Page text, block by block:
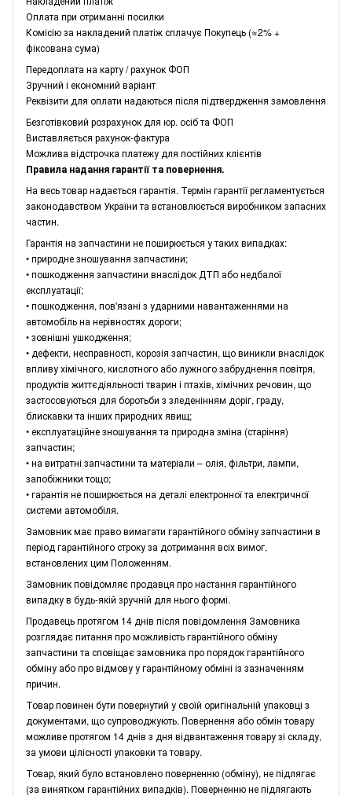
Оплата при отриманні посилки
Комісію за накладений платіж сплачує Покупець (≈2% +
фіксована сума)
Передоплата на карту / рахунок ФОП
Зручний і економний варіант
Реквізити для оплати надаються після підтвердження замовлення
Безготівковий розрахунок для юр. осіб та ФОП
Виставляється рахунок-фактура
Можлива відстрочка платежу для постійних клієнтів
Правила надання гарантії та повернення.
На весь товар надається гарантія. Термін гарантії регламентується
законодавством України та встановлюється виробником запасних
частин.
Гарантія на запчастини не поширюється у таких випадках:
• природне зношування запчастини;
• пошкодження запчастини внаслідок ДТП або недбалої
експлуатації;
• пошкодження, пов'язані з ударними навантаженнями на
автомобіль на нерівностях дороги;
• зовнішні ушкодження;
• дефекти, несправності, корозія запчастин, що виникли внаслідок
впливу хімічного, кислотного або лужного забруднення повітря,
продуктів життєдіяльності тварин і птахів, хімічних речовин, що
застосовуються для боротьби з зледенінням доріг, граду,
блискавки та інших природних явищ;
• експлуатаційне зношування та природна зміна (старіння)
запчастин;
• на витратні запчастини та матеріали – олія, фільтри, лампи,
запобіжники тощо;
• гарантія не поширюється на деталі електронної та електричної
системи автомобіля.
Замовник має право вимагати гарантійного обміну запчастини в
період гарантійного строку за дотримання всіх вимог,
встановлених цим Положенням.
Замовник повідомляє продавця про настання гарантійного
випадку в будь-якій зручній для нього формі.
Продавець протягом 14 днів після повідомлення Замовника
розглядає питання про можливість гарантійного обміну
запчастини та сповіщає замовника про порядок гарантійного
обміну або про відмову у гарантійному обміні із зазначенням
причин.
Товар повинен бути повернутий у своїй оригінальній упаковці з
документами, що супроводжують. Повернення або обмін товару
можливе протягом 14 днів з дня відвантаження товару зі складу,
за умови цілісності упаковки та товару.
Товар, який було встановлено поверненню (обміну), не підлягає
(за винятком гарантійних випадків). Поверненню не підлягають